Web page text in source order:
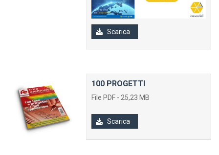
Scarica
100 PROGETTI
File PDF - 25,23 MB
Scarica